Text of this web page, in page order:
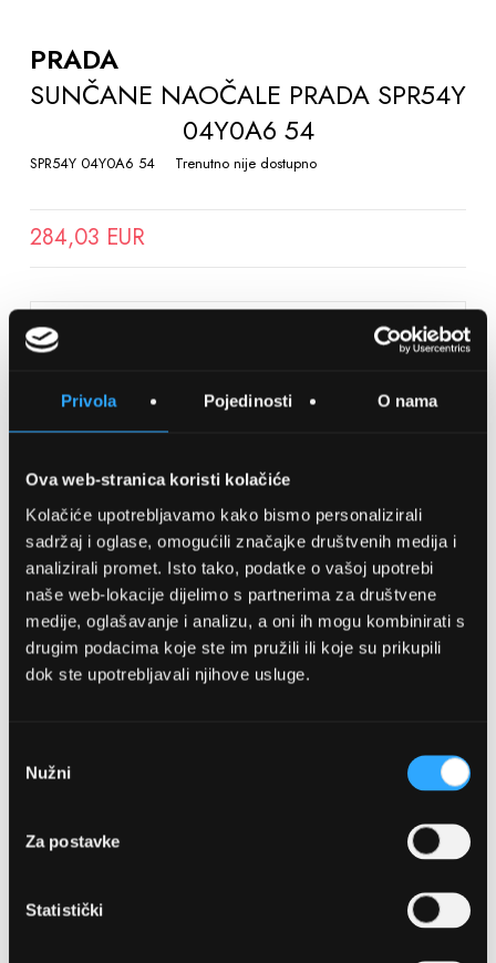
Privola Pojedinosti O nama
Ova web-stranica koristi kolačiće
Kolačiće upotrebljavamo kako bismo personalizirali
sadržaj i oglase, omogućili značajke društvenih medija i
analizirali promet. Isto tako, podatke o vašoj upotrebi
naše web-lokacije dijelimo s partnerima za društvene
medije, oglašavanje i analizu, a oni ih mogu kombinirati s
drugim podacima koje ste im pružili ili koje su prikupili
dok ste upotrebljavali njihove usluge.
pristanka
Nužni
Za postavke
Statistički
THE
BEGINNING
OF
GALLERY
PRADA
SUNČANE NAOČALE PRADA SPR54Y
04Y0A6 54
SPR54Y 04Y0A6 54 Trenutno nije dostupno
284,03 EUR
SPREMITE NA LISTU ŽELJA
Detalji
OPTIKA NJEGO, POSLOVNICA 1